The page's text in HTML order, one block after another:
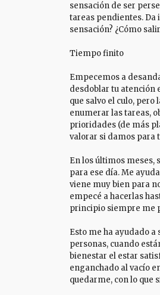
sensación de ser
tareas pendientes. Da
sensación? ¿Cómo
Tiempo finito
Empecemos a
desdoblar tu atención
que salvo el culo,
enumerar las tareas,
prioridades (de más
valorar si damos para
En los últimos meses,
para ese día. Me
viene muy bien para
empecé a hacerlas
principio siempre me
Esto me ha ayudado
personas, cuando
bienestar el estar
enganchado al vacío
quedarme, con lo que